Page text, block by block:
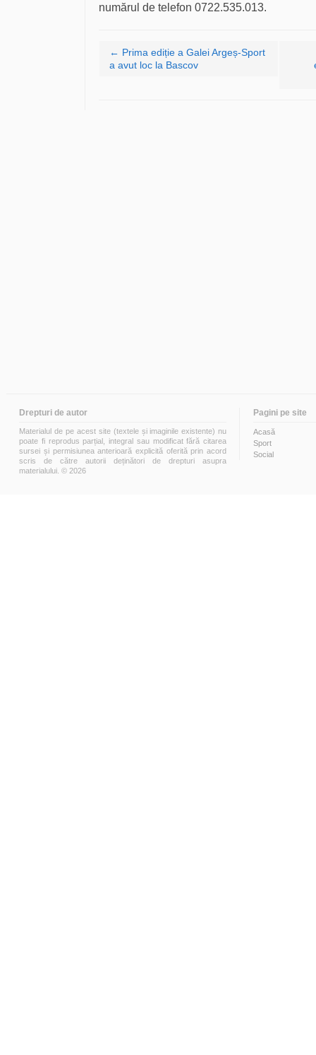
numărul de telefon 0722.535.013.
Navigare articole
← Prima ediție a Galei Argeș-Sport
a avut loc la Bascov
Drepturi de autor
Materialul de pe acest site (textele și imaginile existente) nu
poate fi reprodus parțial, integral sau modificat fără citarea
sursei și permisiunea anterioară explicită oferită prin acord
scris de către autorii deținători de drepturi asupra
materialului. © 2026
Pagini pe site
Acasă
Sport
Social